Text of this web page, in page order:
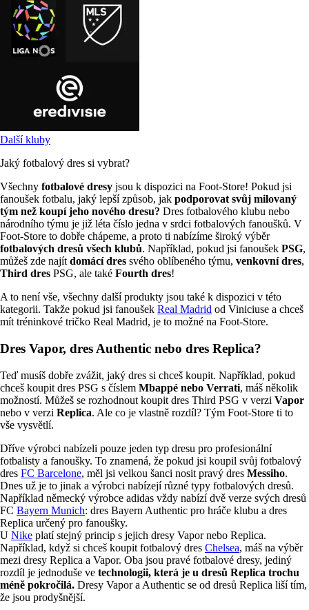
Další kluby
Jaký fotbalový dres si vybrat?
Všechny fotbalové dresy jsou k dispozici na Foot-Store! Pokud jsi
fanoušek fotbalu, jaký lepší způsob, jak podporovat svůj milovaný
tým než koupí jeho nového dresu? Dres fotbalového klubu nebo
národního týmu je již léta číslo jedna v srdci fotbalových fanoušků. V
Foot-Store to dobře chápeme, a proto ti nabízíme široký výběr
fotbalových dresů všech klubů. Například, pokud jsi fanoušek PSG,
můžeš zde najít domácí dres svého oblíbeného týmu, venkovní dres,
Third dres PSG, ale také Fourth dres!
A to není vše, všechny další produkty jsou také k dispozici v této
kategorii. Takže pokud jsi fanoušek Real Madrid od Viniciuse a chceš
mít tréninkové tričko Real Madrid, je to možné na Foot-Store.
Dres Vapor, dres Authentic nebo dres Replica?
Teď musíš dobře zvážit, jaký dres si chceš koupit. Například, pokud
chceš koupit dres PSG s číslem Mbappé nebo Verrati, máš několik
možností. Můžeš se rozhodnout koupit dres Third PSG v verzi Vapor
nebo v verzi Replica. Ale co je vlastně rozdíl? Tým Foot-Store ti to
vše vysvětlí.
Dříve výrobci nabízeli pouze jeden typ dresu pro profesionální
fotbalisty a fanoušky. To znamená, že pokud jsi koupil svůj fotbalový
dres FC Barcelone, měl jsi velkou šanci nosit pravý dres Messiho.
Dnes už je to jinak a výrobci nabízejí různé typy fotbalových dresů.
Například německý výrobce adidas vždy nabízí dvě verze svých dresů
FC Bayern Munich: dres Bayern Authentic pro hráče klubu a dres
Replica určený pro fanoušky.
U Nike platí stejný princip s jejich dresy Vapor nebo Replica.
Například, když si chceš koupit fotbalový dres Chelsea, máš na výběr
mezi dresy Replica a Vapor. Oba jsou pravé fotbalové dresy, jediný
rozdíl je jednoduše ve technologii, která je u dresů Replica trochu
méně pokročilá. Dresy Vapor a Authentic se od dresů Replica liší tím,
že jsou prodyšnější.